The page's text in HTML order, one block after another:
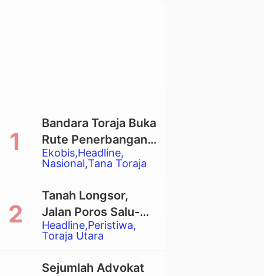
Ekobis Headline
Nasional Tana Toraja
Bandara Toraja Buka
Rute Penerbangan
Langsung Toraja-
Balikpapan
Headline Peristiwa
Toraja Utara
Tanah Longsor,
Jalan Poros Salu-
Dende’ Tertutup
Total
Sejumlah Advokat